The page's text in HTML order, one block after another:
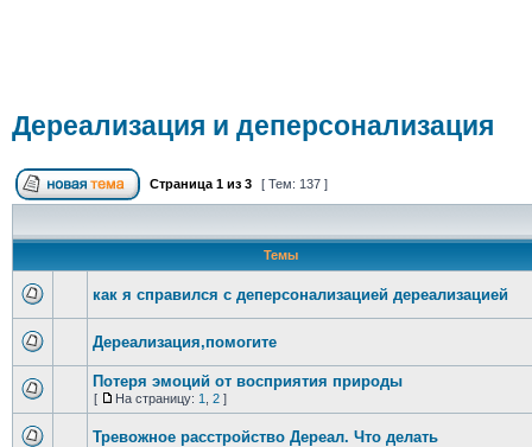
Дереализация и деперсонализация
Страница 1из 3 [ Тем: 137 ]
Темы
как я справился с деперсонализацией дереализацией
Дереализация,помогите
Потеря эмоций от восприятия природы
[ На страницу: 1 2]
Тревожное расстройство Дереал. Что делать